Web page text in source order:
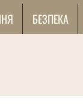
БЕЗПЕКА